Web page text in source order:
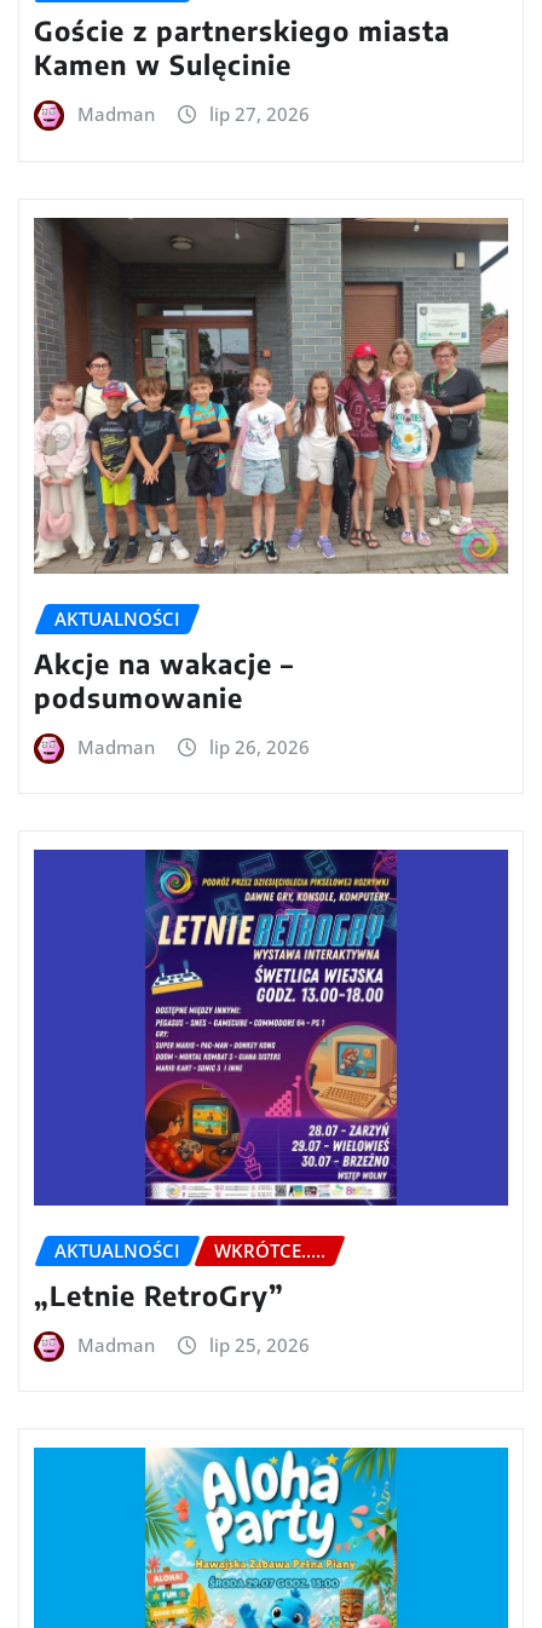
Goście z partnerskiego miasta
Kamen w Sulęcinie
Madman lip 27, 2026
AKTUALNOŚCI
Akcje na wakacje –
podsumowanie
Madman lip 26, 2026
AKTUALNOŚCI WKRÓTCE.....
„Letnie RetroGry”
Madman lip 25, 2026